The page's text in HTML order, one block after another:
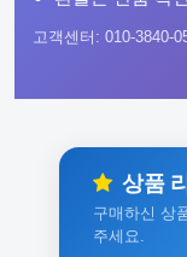
고객센터: 010-
상품
구매하신 상
주세요.